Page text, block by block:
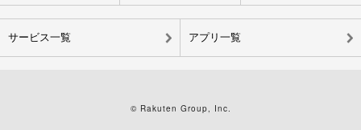
サービス一覧 アプリ一覧
© Rakuten Group, Inc.